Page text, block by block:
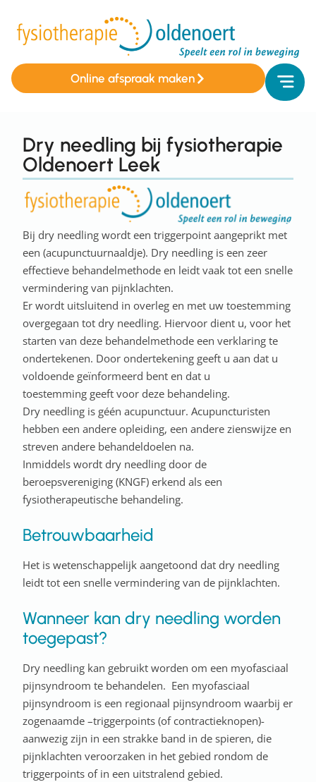
Online afspraak maken
Dry needling bij fysiotherapie
Oldenoert Leek
Bij dry needling wordt een triggerpoint aangeprikt met
een (acupunctuurnaaldje). Dry needling is een zeer
effectieve behandelmethode en leidt vaak tot een snelle
vermindering van pijnklachten.
Er wordt uitsluitend in overleg en met uw toestemming
overgegaan tot dry needling. Hiervoor dient u, voor het
starten van deze behandelmethode een verklaring te
ondertekenen. Door ondertekening geeft u aan dat u
voldoende geïnformeerd bent en dat u
toestemming geeft voor deze behandeling.
Dry needling is géén acupunctuur. Acupuncturisten
hebben een andere opleiding, een andere zienswijze en
streven andere behandeldoelen na.
Inmiddels wordt dry needling door de
beroepsvereniging (KNGF) erkend als een
fysiotherapeutische behandeling.
Betrouwbaarheid
Het is wetenschappelijk aangetoond dat dry needling
leidt tot een snelle vermindering van de pijnklachten.
Wanneer kan dry needling worden
toegepast?
Dry needling kan gebruikt worden om een myofasciaal
pijnsyndroom te behandelen. Een myofasciaal
pijnsyndroom is een regionaal pijnsyndroom waarbij er
zogenaamde –triggerpoints (of contractieknopen)-
aanwezig zijn in een strakke band in de spieren, die
pijnklachten veroorzaken in het gebied rondom de
triggerpoints of in een uitstralend gebied.